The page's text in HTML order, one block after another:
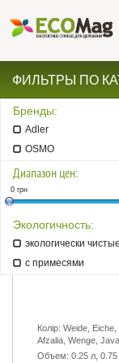
Фарби для терас
АКЦИИ: Фарби для
Колір: Weide,
Afzalia, Wenge,
Объем: 0.25 л, 0.75
ФИЛЬТРЫ ПО
Бренды:
Adler
OSMO
Диапазон цен:
0 грн
Экологичность:
экологически чистые
с примесями